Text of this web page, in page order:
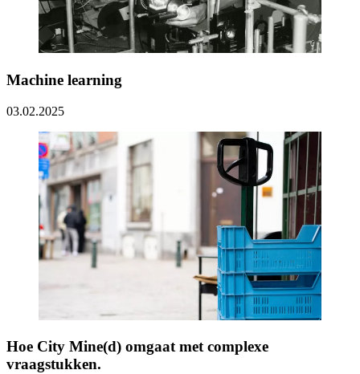
Machine learning
03.02.2025
Hoe City Mine(d) omgaat met complexe
vraagstukken.